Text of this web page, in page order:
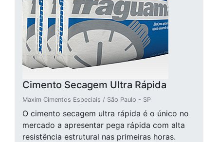
Cimento Secagem Ultra Rápida
Maxim Cimentos Especiais / São Paulo - SP
O cimento secagem ultra rápida é o único no
mercado a apresentar pega rápida com alta
resistência estrutural nas primeiras horas.